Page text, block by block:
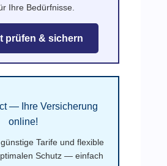
Ihre Bedürfnisse.
prüfen & sichern
— Ihre Versicherung
online!
Tarife und flexible
Schutz — einfach